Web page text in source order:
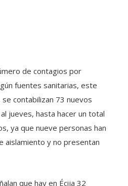
de contagios por
fuentes sanitarias, este
contabilizan 73 nuevos
jueves, hasta hacer un total
ya que nueve personas han
aislamiento y no presentan
que hay en Écija 32